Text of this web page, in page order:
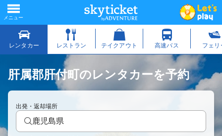
肝属郡肝付町のレンタカーを予約
出発・返却場所
鹿児島県